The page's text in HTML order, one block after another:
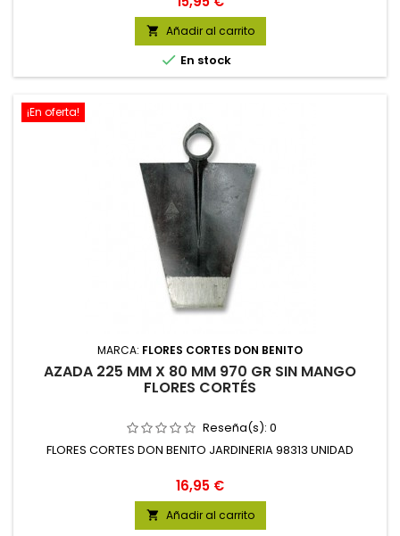
 Añadir al carrito
 En stock
¡En oferta!
MARCA: FLORES CORTES DON BENITO
AZADA 225 MM X 80 MM 970 GR SIN MANGO
FLORES CORTÉS
Reseña(s): 0
FLORES CORTES DON BENITO JARDINERIA 98313 UNIDAD
Precio
16,95 €
 Añadir al carrito